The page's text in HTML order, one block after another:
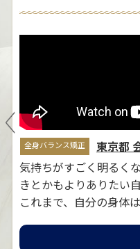
む
全身バランス矯正
東京都
気持ちがすごく明るく
きとかもよりありたい
これまで、自分の身